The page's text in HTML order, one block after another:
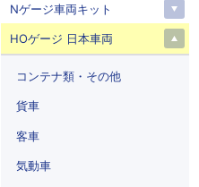
Nゲージ車両キット
HOゲージ 日本車両
コンテナ類・その他
貨車
客車
気動車